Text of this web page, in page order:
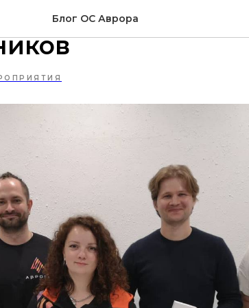
Блог ОС Аврора
расширяет